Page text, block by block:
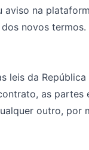
aviso na
novos termos.
leis da
as
outro, por